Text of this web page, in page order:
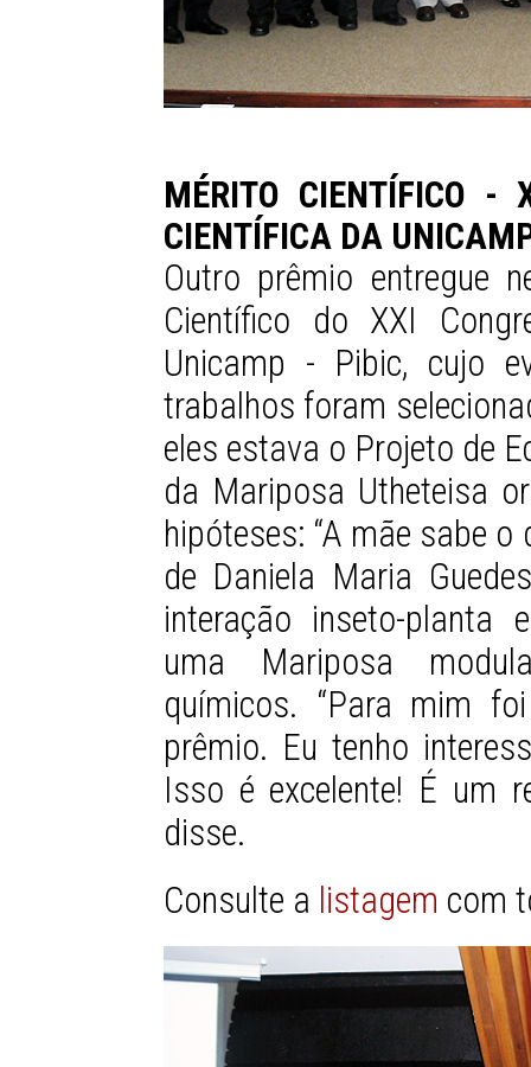
MÉRITO CIENTÍFICO -
CIENTÍFICA DA
Outro prêmio entregue
Científico do XXI
Unicamp - Pibic, cujo
trabalhos foram
eles estava o Projeto de
da Mariposa Utheteisa
hipóteses: “A mãe sabe o
de Daniela Maria
interação inseto-planta
uma Mariposa
químicos. “Para mim
prêmio. Eu tenho
Isso é excelente! É um
disse.
Consulte a listagem com